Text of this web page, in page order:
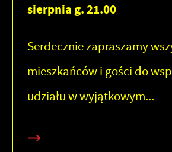
sierpnia g. 21.00
Serdecznie zapraszamy
mieszkańców i gości do
udziału w wyjątkowym...